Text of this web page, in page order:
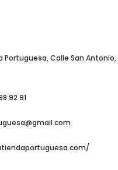
Portuguesa, Calle San
92 91